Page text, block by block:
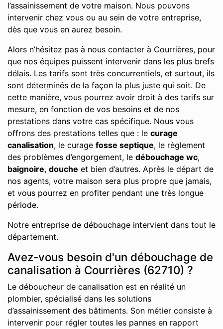
l’assainissement de votre maison. Nous pouvons
intervenir chez vous ou au sein de votre entreprise,
dès que vous en aurez besoin.
Alors n’hésitez pas à nous contacter à Courrières, pour
que nos équipes puissent intervenir dans les plus brefs
délais. Les tarifs sont très concurrentiels, et surtout, ils
sont déterminés de la façon la plus juste qui soit. De
cette manière, vous pourrez avoir droit à des tarifs sur
mesure, en fonction de vos besoins et de nos
prestations dans votre cas spécifique. Nous vous
offrons des prestations telles que : le curage
canalisation, le curage fosse septique, le règlement
des problèmes d’engorgement, le débouchage wc,
baignoire, douche et bien d’autres. Après le départ de
nos agents, votre maison sera plus propre que jamais,
et vous pourrez en profiter pendant une très longue
période.
Notre entreprise de débouchage intervient dans tout le
département.
Avez-vous besoin d'un débouchage de
canalisation à Courrières (62710) ?
Le déboucheur de canalisation est en réalité un
plombier, spécialisé dans les solutions
d’assainissement des bâtiments. Son métier consiste à
intervenir pour régler toutes les pannes en rapport